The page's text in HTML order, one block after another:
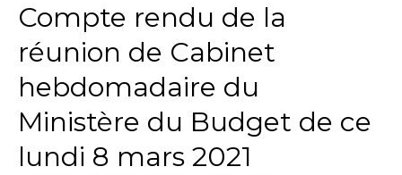
Compte rendu de la
réunion de Cabinet
hebdomadaire du
Ministère du Budget de ce
lundi 8 mars 2021